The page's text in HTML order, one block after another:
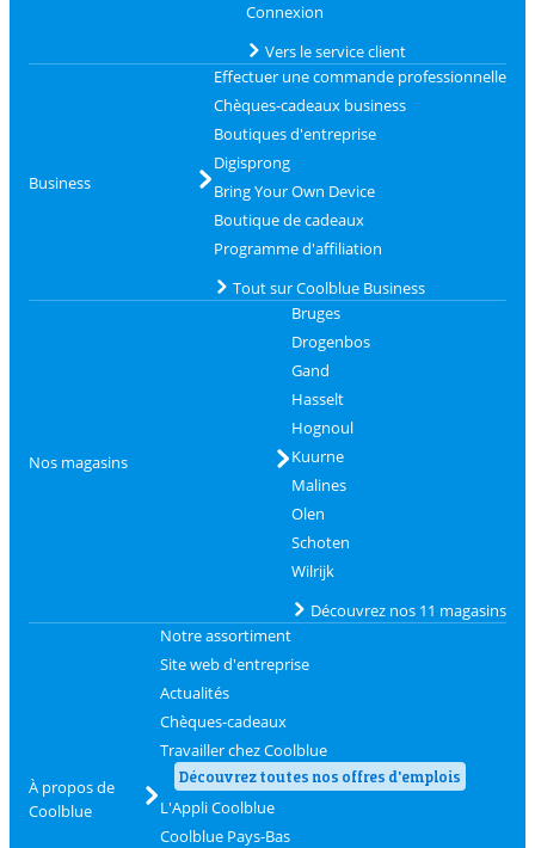
Connexion
Vers le service client
Business
Effectuer une commande professionnelle
Chèques-cadeaux business
Boutiques d'entreprise
Digisprong
Bring Your Own Device
Boutique de cadeaux
Programme d'affiliation
Tout sur Coolblue Business
Nos magasins
Bruges
Drogenbos
Gand
Hasselt
Hognoul
Kuurne
Malines
Olen
Schoten
Wilrijk
Découvrez nos 11 magasins
À propos de
Coolblue
Notre assortiment
Site web d'entreprise
Actualités
Chèques-cadeaux
Travailler chez Coolblue
Découvrez toutes nos offres d'emplois
L'Appli Coolblue
Coolblue Pays-Bas